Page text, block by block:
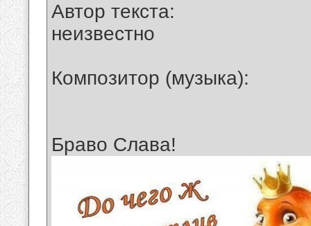
Автор текста:
неизвестно
Композитор (музыка):
Браво Слава!